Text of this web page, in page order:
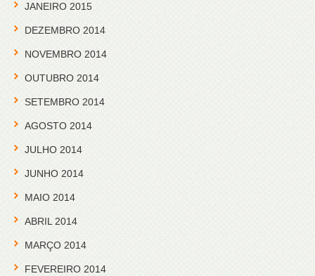
JANEIRO 2015
DEZEMBRO 2014
NOVEMBRO 2014
OUTUBRO 2014
SETEMBRO 2014
AGOSTO 2014
JULHO 2014
JUNHO 2014
MAIO 2014
ABRIL 2014
MARÇO 2014
FEVEREIRO 2014